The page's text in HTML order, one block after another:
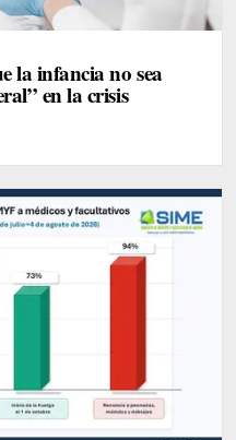
la infancia no sea
en la crisis